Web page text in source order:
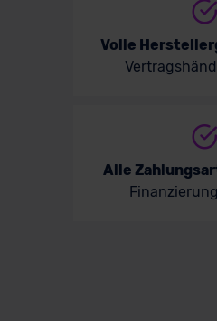
Volle
Alle